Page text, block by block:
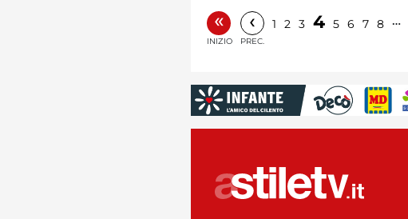
«
INIZIO
‹
PREC.
1 2 3 4 5 6 7 8 …